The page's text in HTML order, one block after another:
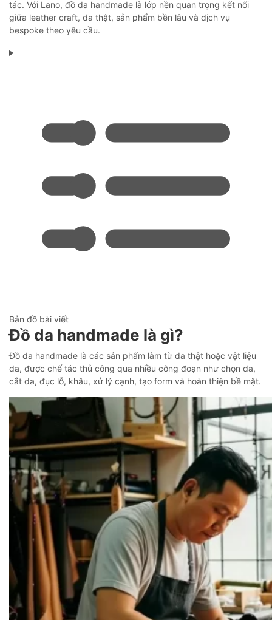
tác. Với Lano, đồ da handmade là lớp nền quan trọng kết nối
giữa leather craft, da thật, sản phẩm bền lâu và dịch vụ
bespoke theo yêu cầu.
Bản đồ bài viết
Đồ da handmade là gì?
Đồ da handmade là các sản phẩm làm từ da thật hoặc vật liệu
da, được chế tác thủ công qua nhiều công đoạn như chọn da,
cắt da, đục lỗ, khâu, xử lý cạnh, tạo form và hoàn thiện bề mặt.